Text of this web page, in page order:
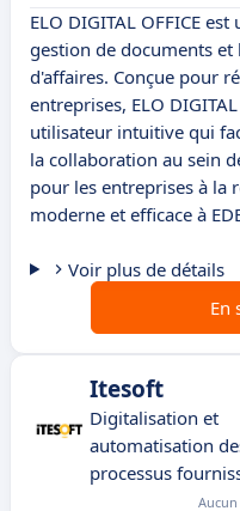
ELO DIGITAL OFFICE
gestion de documents
d'affaires. Conçue pour
entreprises, ELO
utilisateur intuitive qui
la collaboration au sein
pour les entreprises à la
moderne et efficace à
Voir plus de détails
En
Itesoft
Digitalisation et
automatisation
processus